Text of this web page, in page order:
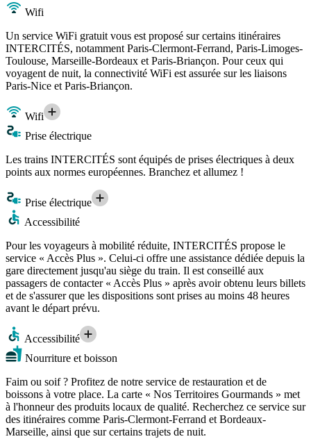
Wifi
Un service WiFi gratuit vous est proposé sur certains itinéraires
INTERCITÉS, notamment Paris-Clermont-Ferrand, Paris-Limoges-
Toulouse, Marseille-Bordeaux et Paris-Briançon. Pour ceux qui
voyagent de nuit, la connectivité WiFi est assurée sur les liaisons
Paris-Nice et Paris-Briançon.
Wifi
Prise électrique
Les trains INTERCITÉS sont équipés de prises électriques à deux
points aux normes européennes. Branchez et allumez !
Prise électrique
Accessibilité
Pour les voyageurs à mobilité réduite, INTERCITÉS propose le
service « Accès Plus ». Celui-ci offre une assistance dédiée depuis la
gare directement jusqu'au siège du train. Il est conseillé aux
passagers de contacter « Accès Plus » après avoir obtenu leurs billets
et de s'assurer que les dispositions sont prises au moins 48 heures
avant le départ prévu.
Accessibilité
Nourriture et boisson
Faim ou soif ? Profitez de notre service de restauration et de
boissons à votre place. La carte « Nos Territoires Gourmands » met
à l'honneur des produits locaux de qualité. Recherchez ce service sur
des itinéraires comme Paris-Clermont-Ferrand et Bordeaux-
Marseille, ainsi que sur certains trajets de nuit.